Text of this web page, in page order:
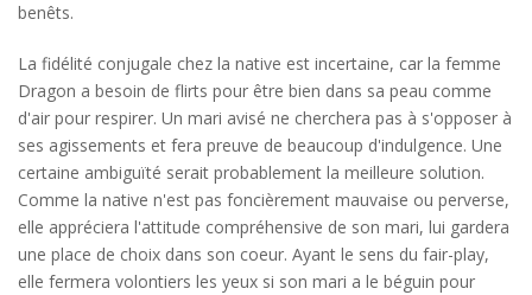
benêts.
La fidélité conjugale chez la native est incertaine, car la femme
Dragon a besoin de flirts pour être bien dans sa peau comme
d'air pour respirer. Un mari avisé ne cherchera pas à s'opposer à
ses agissements et fera preuve de beaucoup d'indulgence. Une
certaine ambiguïté serait probablement la meilleure solution.
Comme la native n'est pas foncièrement mauvaise ou perverse,
elle appréciera l'attitude compréhensive de son mari, lui gardera
une place de choix dans son coeur. Ayant le sens du fair-play,
elle fermera volontiers les yeux si son mari a le béguin pour